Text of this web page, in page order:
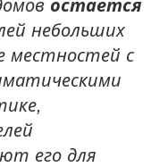
остается
небольших
местностей с
его для